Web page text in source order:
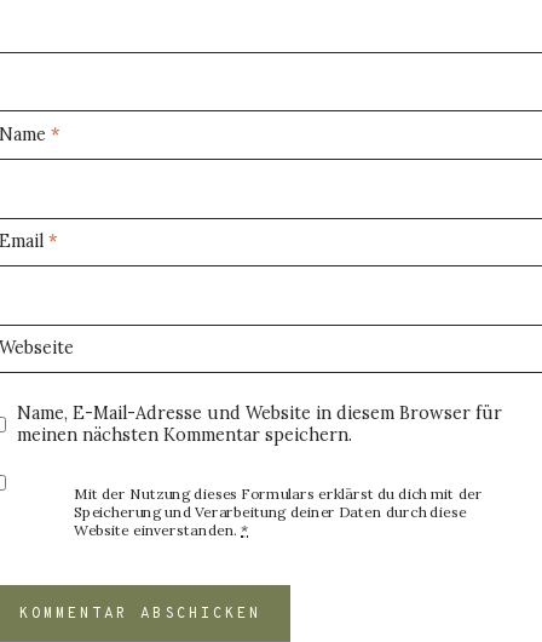
Name*
Email*
Webseite
Name, E-Mail-Adresse und Website in diesem Browser für
meinen nächsten Kommentar speichern.
Mit der Nutzung dieses Formulars erklärst du dich mit der
Speicherung und Verarbeitung deiner Daten durch diese
Website einverstanden.*